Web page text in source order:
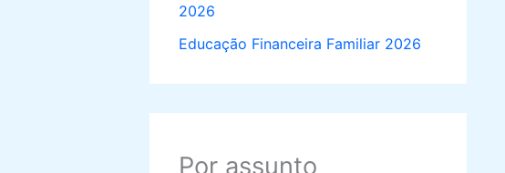
2026
Educação Financeira Familiar 2026
Por assunto